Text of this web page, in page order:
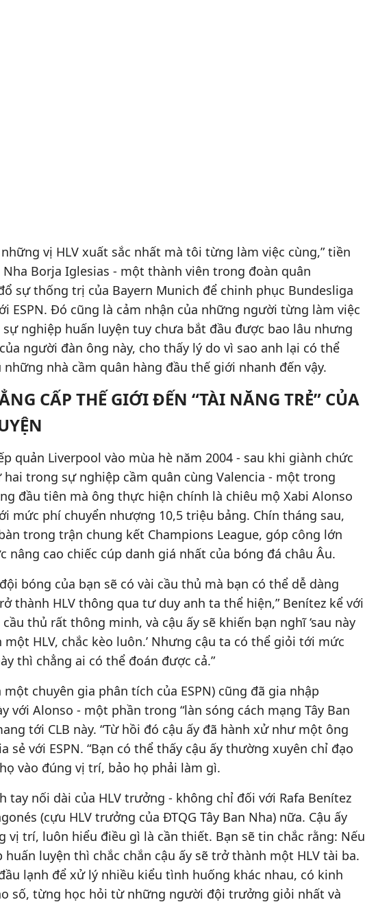
vị HLV xuất sắc nhất mà tôi từng làm việc cùng,” tiền
Nha Borja Iglesias - một thành viên trong đoàn quân
sự thống trị của Bayern Munich để chinh phục Bundesliga
ESPN. Đó cũng là cảm nhận của những người từng làm việc
nghiệp huấn luyện tuy chưa bắt đầu được bao lâu nhưng
người đàn ông này, cho thấy lý do vì sao anh lại có thể
nhà cầm quân hàng đầu thế giới nhanh đến vậy.
CẤP THẾ GIỚI ĐẾN “TÀI NĂNG TRẺ” CỦA
quản Liverpool vào mùa hè năm 2004 - sau khi giành chức
hai trong sự nghiệp cầm quân cùng Valencia - một trong
đầu tiên mà ông thực hiện chính là chiêu mộ Xabi Alonso
mức phí chuyển nhượng 10,5 triệu bảng. Chín tháng sau,
trong trận chung kết Champions League, góp công lớn
nâng cao chiếc cúp danh giá nhất của bóng đá châu Âu.
bóng của bạn sẽ có vài cầu thủ mà bạn có thể dễ dàng
thành HLV thông qua tư duy anh ta thể hiện,” Benítez kể với
cầu thủ rất thông minh, và cậu ấy sẽ khiến bạn nghĩ ‘sau này
HLV, chắc kèo luôn.’ Nhưng cậu ta có thể giỏi tới mức
thì chẳng ai có thể đoán được cả.”
một chuyên gia phân tích của ESPN) cũng đã gia nhập
với Alonso - một phần trong “làn sóng cách mạng Tây Ban
tới CLB này. “Từ hồi đó cậu ấy đã hành xử như một ông
sẻ với ESPN. “Bạn có thể thấy cậu ấy thường xuyên chỉ đạo
vào đúng vị trí, bảo họ phải làm gì.
tay nối dài của HLV trưởng - không chỉ đối với Rafa Benítez
(cựu HLV trưởng của ĐTQG Tây Ban Nha) nữa. Cậu ấy
vị trí, luôn hiểu điều gì là cần thiết. Bạn sẽ tin chắc rằng: Nếu
huấn luyện thì chắc chắn cậu ấy sẽ trở thành một HLV tài ba.
lạnh để xử lý nhiều kiểu tình huống khác nhau, có kinh
số, từng học hỏi từ những người đội trưởng giỏi nhất và